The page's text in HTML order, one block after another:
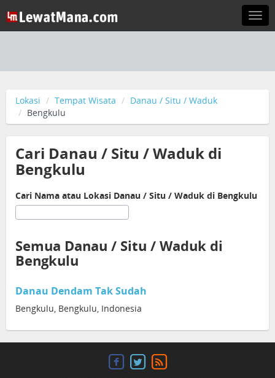
Lokasi Tempat Wisata
Danau / Situ / Waduk
Bengkulu
Cari Danau / Situ / Waduk di
Bengkulu
Cari Nama atau Lokasi Danau / Situ / Waduk di Bengkulu
Semua Danau / Situ / Waduk di
Bengkulu
Danau Dendam Tak Sudah
Bengkulu, Bengkulu, Indonesia